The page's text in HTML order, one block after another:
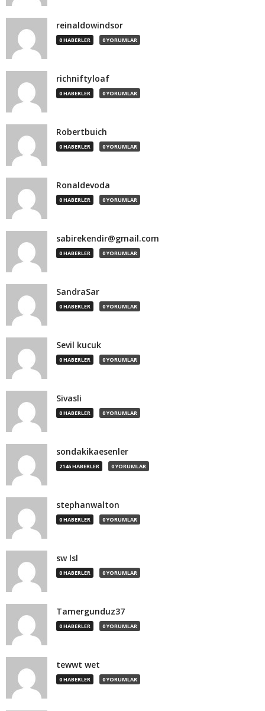
reinaldowindsor
0 HABERLER 0 YORUMLAR
richniftyloaf
0 HABERLER 0 YORUMLAR
Robertbuich
0 HABERLER 0 YORUMLAR
Ronaldevoda
0 HABERLER 0 YORUMLAR
sabirekendir@gmail.com
0 HABERLER 0 YORUMLAR
SandraSar
0 HABERLER 0 YORUMLAR
Sevil kucuk
0 HABERLER 0 YORUMLAR
Sivasli
0 HABERLER 0 YORUMLAR
sondakikaesenler
2146 HABERLER 0 YORUMLAR
stephanwalton
0 HABERLER 0 YORUMLAR
sw lsl
0 HABERLER 0 YORUMLAR
Tamergunduz37
0 HABERLER 0 YORUMLAR
tewwt wet
0 HABERLER 0 YORUMLAR